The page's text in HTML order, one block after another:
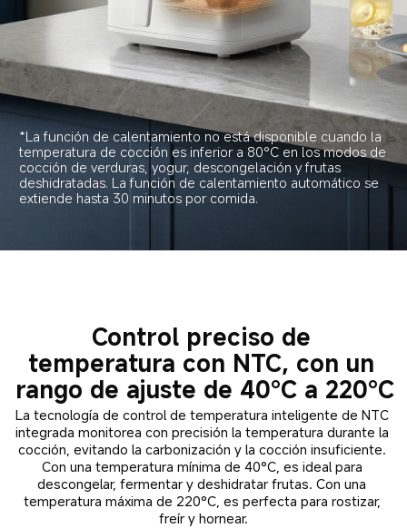
*La función de calentamiento no está disponible cuando la
temperatura de cocción es inferior a 80°C en los modos de
cocción de verduras, yogur, descongelación y frutas
deshidratadas. La función de calentamiento automático se
extiende hasta 30 minutos por comida.
Control preciso de
temperatura con NTC, con un
rango de ajuste de 40°C a 220°C
La tecnología de control de temperatura inteligente de NTC
integrada monitorea con precisión la temperatura durante la
cocción, evitando la carbonización y la cocción insuficiente.
Con una temperatura mínima de 40°C, es ideal para
descongelar, fermentar y deshidratar frutas. Con una
temperatura máxima de 220°C, es perfecta para rostizar,
freír y hornear.